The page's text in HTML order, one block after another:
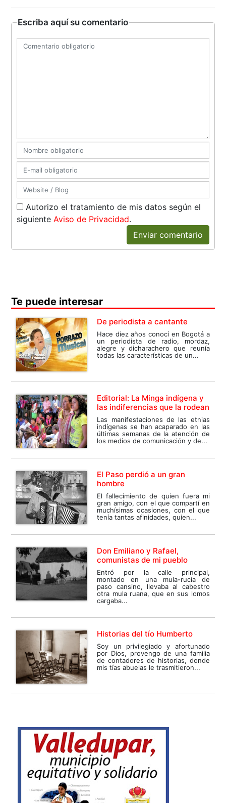
Escriba aquí su comentario
Autorizo el tratamiento de mis datos según el
siguiente Aviso de Privacidad.
Enviar comentario
Te puede interesar
De periodista a cantante
Hace diez años conocí en Bogotá a
un periodista de radio, mordaz,
alegre y dicharachero que reunía
todas las características de un...
Editorial: La Minga indígena y
las indiferencias que la rodean
Las manifestaciones de las etnias
indígenas se han acaparado en las
últimas semanas de la atención de
los medios de comunicación y de...
El Paso perdió a un gran
hombre
El fallecimiento de quien fuera mi
gran amigo, con el que compartí en
muchísimas ocasiones, con el que
tenía tantas afinidades, quien...
Don Emiliano y Rafael,
comunistas de mi pueblo
Entró por la calle principal,
montado en una mula-rucia de
paso cansino, llevaba al cabestro
otra mula ruana, que en sus lomos
cargaba...
Historias del tío Humberto
Soy un privilegiado y afortunado
por Dios, provengo de una familia
de contadores de historias, donde
mis tías abuelas le trasmitieron...